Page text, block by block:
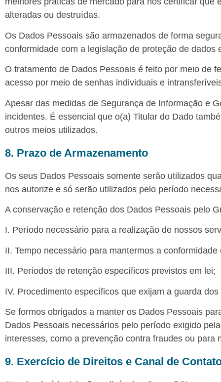
alteradas ou destruídas.
Os Dados Pessoais são armazenados de forma
conformidade com a legislação de proteção de dados
O tratamento de Dados Pessoais é feito por meio de
acesso por meio de senhas individuais e
Apesar das medidas de Segurança de Informação e
incidentes. É essencial que o(a) Titular do Dado
outros meios utilizados.
8. Prazo de Armazenamento
Os seus Dados Pessoais somente serão utilizados
nos autorize e só serão utilizados pelo período
A conservação e retenção dos Dados Pessoais pelo
I. Período necessário para a realização de nossos
II. Tempo necessário para mantermos a
III. Períodos de retenção específicos previstos em lei;
IV. Procedimento específicos que exijam a guarda dos
Se formos obrigados a manter os Dados Pessoais
Dados Pessoais necessários pelo período exigido
interesses, como a prevenção contra fraudes ou para
9. Exercício de Direitos e Canal de